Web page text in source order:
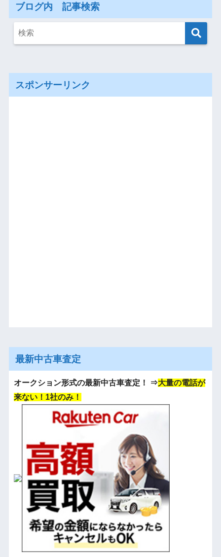
ブログ内 記事検索
スポンサーリンク
最新中古車査定
オークション形式の最新中古車査定！ ⇒大量の電話が
来ない！1社のみ！